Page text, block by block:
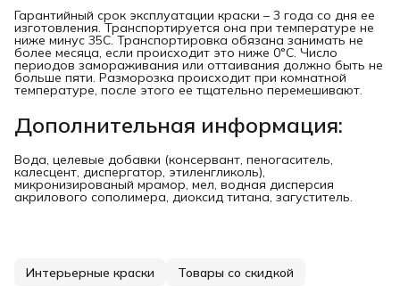
Гарантийный срок эксплуатации краски – 3 года со дня ее
изготовления. Транспортируется она при температуре не
ниже минус 35C. Транспортировка обязана занимать не
более месяца, если происходит это ниже 0°C. Число
периодов замораживания или оттаивания должно быть не
больше пяти. Разморозка происходит при комнатной
температуре, после этого ее тщательно перемешивают.
Дополнительная информация:
Вода, целевые добавки (консервант, пеногаситель,
калесцент, диспергатор, этиленгликоль),
микронизированый мрамор, мел, водная дисперсия
акрилового сополимера, диоксид титана, загуститель.
Интерьерные краски Товары со скидкой